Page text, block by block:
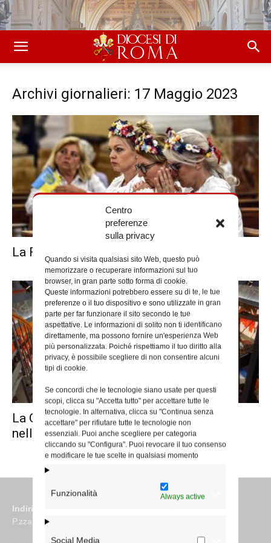
Centro
preferenze
sulla privacy
Quando si visita qualsiasi sito Web, questo può
memorizzare o recuperare informazioni sul tuo
browser, in gran parte sotto forma di cookie.
Queste informazioni potrebbero essere su di te, le tue
preferenze o il tuo dispositivo e sono utilizzate in gran
parte per far funzionare il sito secondo le tue
aspettative. Le informazioni di solito non ti identificano
direttamente, ma possono fornire un'esperienza Web
più personalizzata. Poiché rispettiamo il tuo diritto alla
privacy, è possibile scegliere di non consentire alcuni
tipi di cookie.
Se concordi che le tecnologie siano usate per questi
scopi, clicca su "Accetta tutto" per accettare tutte le
tecnologie. In alternativa, clicca su "Continua senza
accettare" per rifiutare tutte le tecnologie non
essenziali. Puoi anche scegliere per categoria
cliccando su "Configura". Puoi revocare il tuo consenso
e modificare le tue scelte in qualsiasi momento
Funzionalità Always active
Social Media
Archivi giornalieri: 17 Maggio 2023
La Festa dei popoli nelle prefetture
La Giornata delle comunicazioni sociali
nella diocesi di Roma
Indirizzo
P.zza S. Giovanni in Laterano 6 00184 Roma